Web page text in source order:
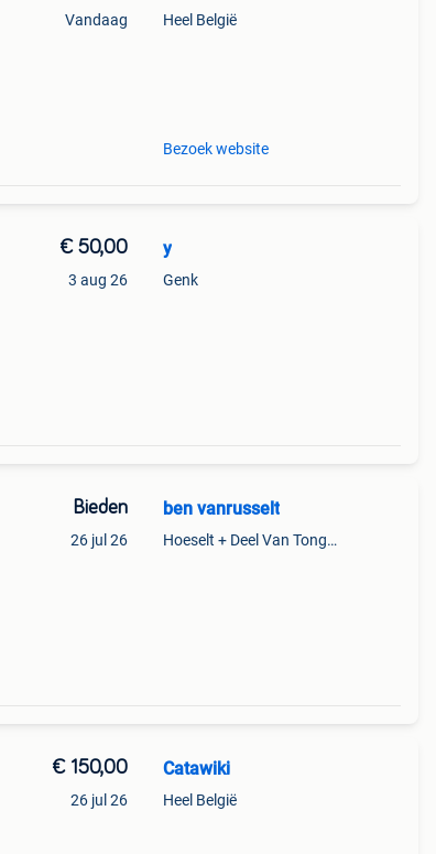
Vandaag Heel België
Bezoek website
€ 50,00
3 aug 26
y
Genk
Bieden
26 jul 26
ben vanrusselt
Hoeselt + Deel Van Tongeren
€ 150,00
26 jul 26
Catawiki
Heel België